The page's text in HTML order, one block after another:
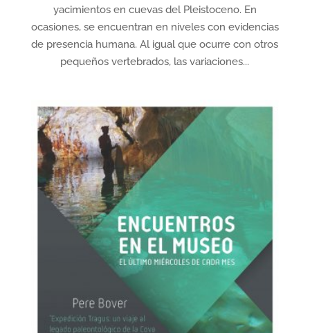
yacimientos en cuevas del Pleistoceno. En
ocasiones, se encuentran en niveles con evidencias
de presencia humana. Al igual que ocurre con otros
pequeños vertebrados, las variaciones...